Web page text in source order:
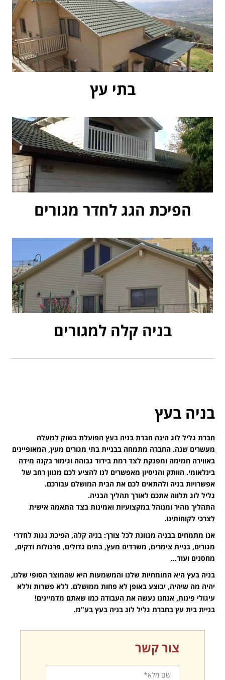
בתי עץ
הפיכת הגג לחדר מגורים
בניה קלה למגורים
בניה בעץ
חברת גליל לוג הינה חברת בניה בעץ הפועלת בשוק למעלה
מעשרים שנה. החברה מתמחה בבניית בתי מגורים מעץ, המאופיינים
באווירה חמימה ומפנקת לצד רמת בידוד גבוהה וגימור בקנה מידה
בינלאומי. הוותק והניסיון מאפשרים לנו להציע לכם מגוון רחב של
אפשרויות בניה ולהתאים לכם את הבית המושלם עבורכם.
גליל לוג תלווה אתכם לאורך תהליך הבניה.
התהליך מהיר ומנוהל במקצועיות ואמינות בצד התאמה אישית
לצרכי לקוחותינו.
אנו מתמחים בבניה מגוונת לכל צורך: בניה קלה, הפיכת גגות לחדרי
מגורים, בניית צימרים, משרדים מעץ, בתים גדולים, פרגולות ודקים,
מחסנים ועוד…
בניה בעץ היא המומחיות שלנו והמשמעות היא שהמוצר הסופי שלנו,
יהיה מה שיהיה, יבוצע באופן לא פחות ממושלם. ללא פשרות וללא
עיגולי פינות, אנחנו נעשה את העבודה כמו שאתם מדמיינים!
בניית בית עץ בחברת גליל לוג בניה בעץ בע"מ.
צור קשר
שם
מלא